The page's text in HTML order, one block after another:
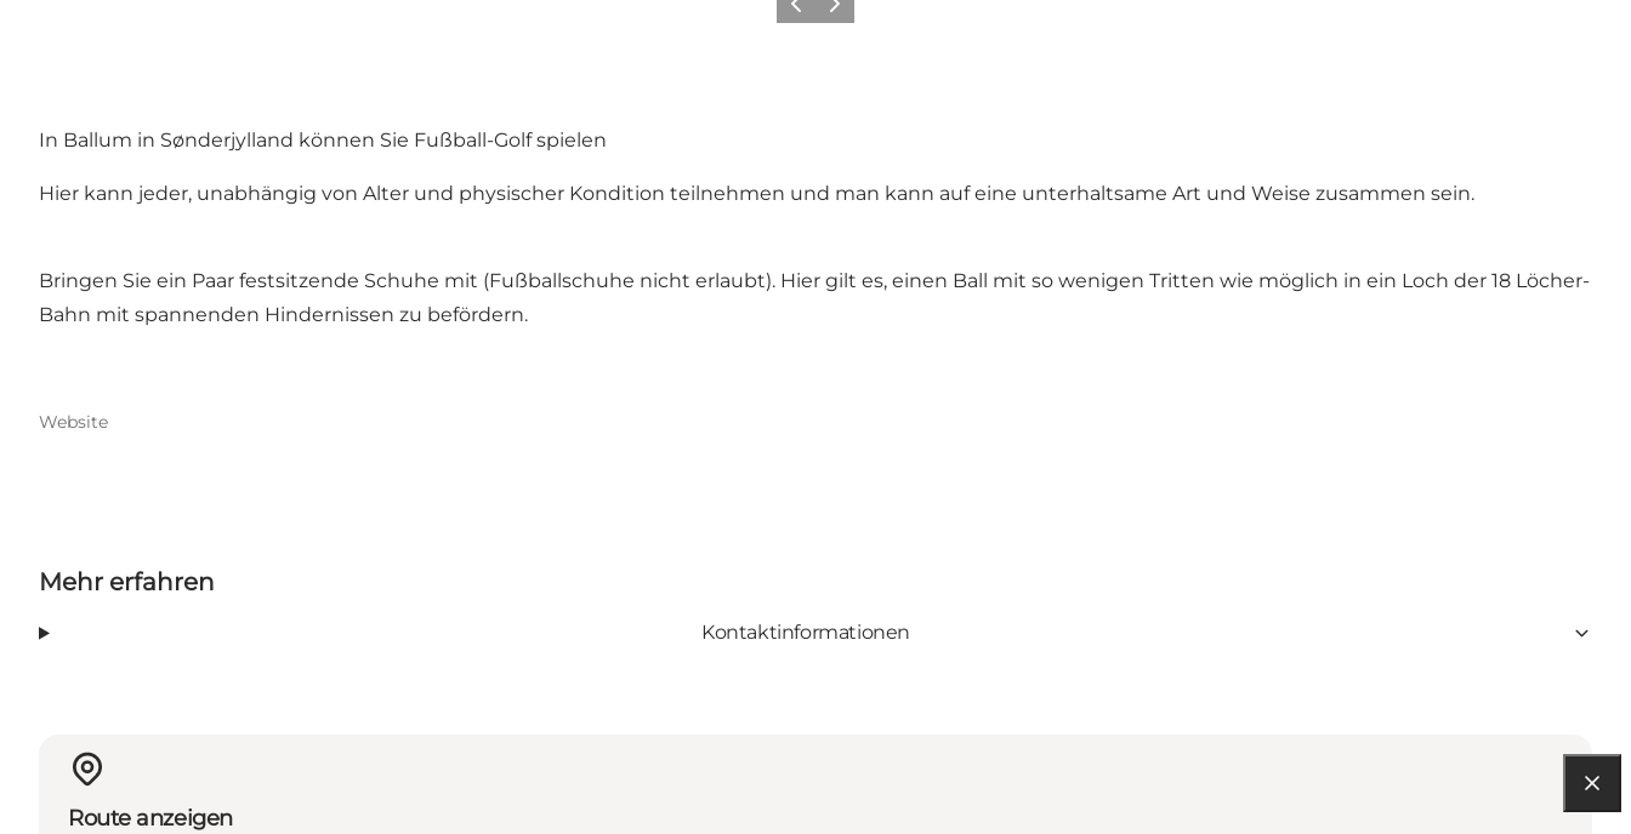
ZurückWeiter
In Ballum in Sønderjylland können Sie Fußball-Golf spielen
Hier kann jeder, unabhängig von Alter und physischer Kondition teilnehmen und man kann auf eine unterhaltsame Art und Weise zusammen sein.
Bringen Sie ein Paar festsitzende Schuhe mit (Fußballschuhe nicht erlaubt). Hier gilt es, einen Ball mit so wenigen Tritten wie möglich in ein Loch der 18 Löcher-
Bahn mit spannenden Hindernissen zu befördern.
Website
Mehr erfahren
Kontaktinformationen
Route anzeigen